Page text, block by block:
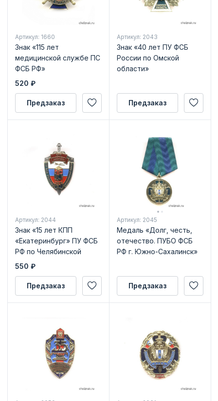
Артикул: 1660
Знак «115 лет
медицинской службе ПС
ФСБ РФ»
520 ₽
Предзаказ
Артикул: 2043
Знак «40 лет ПУ ФСБ
России по Омской
области»
Предзаказ
Артикул: 2044
Знак «15 лет КПП
«Екатеринбург» ПУ ФСБ
РФ по Челябинской
области»
550 ₽
Предзаказ
Артикул: 2045
Медаль «Долг, честь,
отечество. ПУБО ФСБ
РФ г. Южно-Сахалинск»
Предзаказ